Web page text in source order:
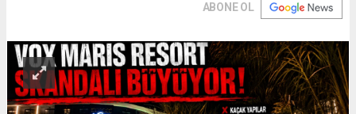
ABONE OL